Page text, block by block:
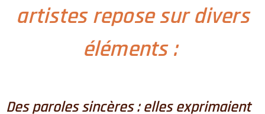
artistes repose sur divers
éléments :
Des paroles sincères : elles exprimaient